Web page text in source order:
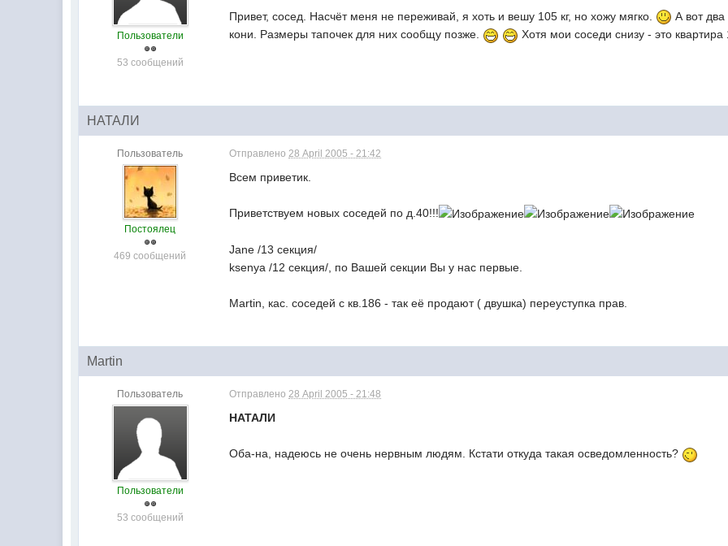
Пользователи
53 сообщений
Привет, сосед. Насчёт меня не переживай, я хоть и вешу 105 кг, но хожу мягко.
А вот два
кони. Размеры тапочек для них сообщу позже.
Хотя мои соседи снизу - это квартира
НАТАЛИ
Пользователь
Постоялец
469 сообщений
Отправлено28 April 2005 - 21:42
Всем приветик.
Приветствуем новых соседей по д.40!!!
Jane /13 секция/
ksenya /12 секция/, по Вашей секции Вы у нас первые.
Martin, кас. соседей с кв.186 - так её продают ( двушка) переуступка прав.
Martin
Пользователь
Пользователи
53 сообщений
Отправлено28 April 2005 - 21:48
НАТАЛИ
Оба-на, надеюсь не очень нервным людям. Кстати откуда такая осведомленность?